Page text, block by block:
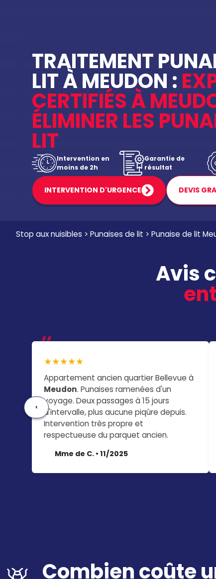
TRAITEMENT
LIT À MEUDON :
CERTIFIÉS À
ÉLIMINER LES
LIT
Intervention en
moins de 2h
Garantie de
résultat
INTERVENTION D'URGENCE DEVIS
Stop aux nuisibles > Punaises de lit > Punaise de lit
Avis
★★★★★
Appartement ancien quartier Bellevue à
Meudon. Punaises ramenées d'un
voyage. Deux passages à 15 jours
d'intervalle, plus aucune piqûre depuis.
Intervention très propre et
respectueuse du parquet ancien.
Mme de C. • 11/2025
‹
Combien coûte